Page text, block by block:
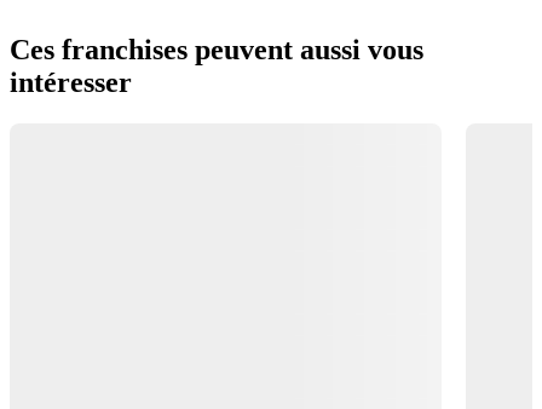
Ces franchises peuvent aussi vous
intéresser